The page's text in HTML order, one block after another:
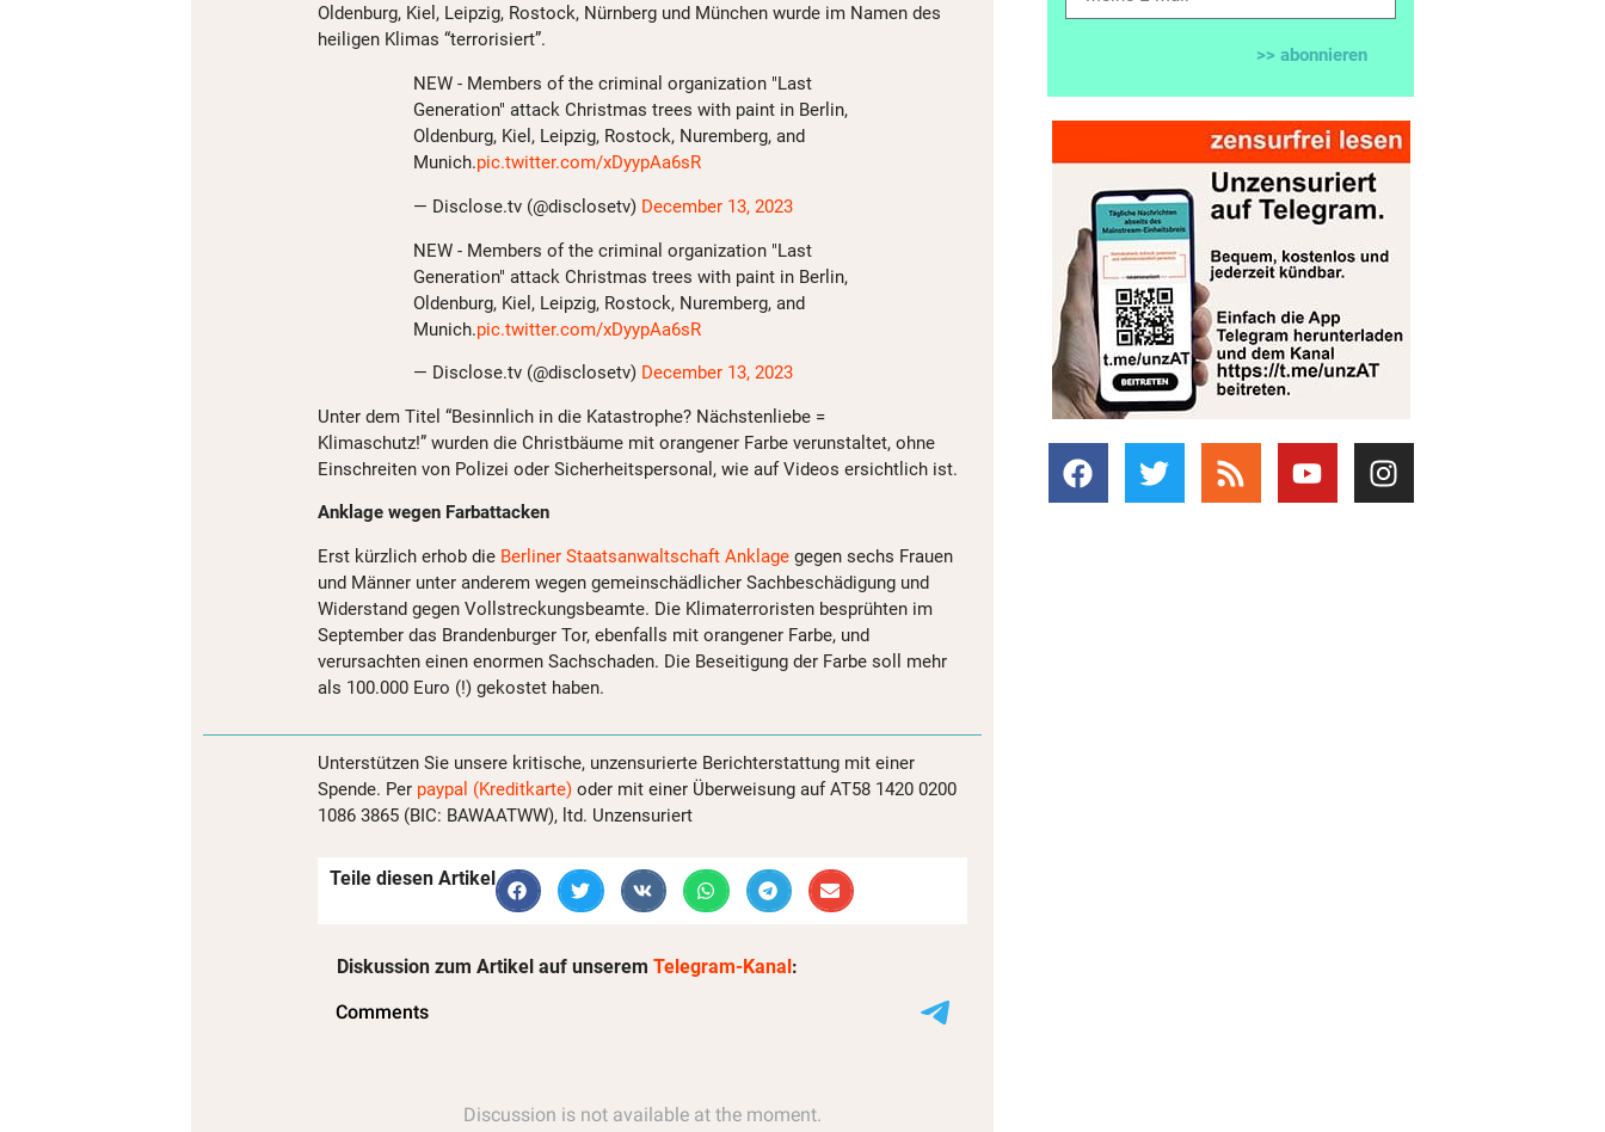
Oldenburg, Kiel, Leipzig, Rostock, Nürnberg und München wurde im Namen des
heiligen Klimas “terrorisiert”.
NEW - Members of the criminal organization "Last
Generation" attack Christmas trees with paint in Berlin,
Oldenburg, Kiel, Leipzig, Rostock, Nuremberg, and
Munich.pic.twitter.com/xDyypAa6sR
— Disclose.tv (@disclosetv) December 13, 2023
NEW - Members of the criminal organization "Last
Generation" attack Christmas trees with paint in Berlin,
Oldenburg, Kiel, Leipzig, Rostock, Nuremberg, and
Munich.pic.twitter.com/xDyypAa6sR
— Disclose.tv (@disclosetv) December 13, 2023
Unter dem Titel “Besinnlich in die Katastrophe? Nächstenliebe =
Klimaschutz!” wurden die Christbäume mit orangener Farbe verunstaltet, ohne
Einschreiten von Polizei oder Sicherheitspersonal, wie auf Videos ersichtlich ist.
Anklage wegen Farbattacken
Erst kürzlich erhob die Berliner Staatsanwaltschaft Anklage gegen sechs Frauen
und Männer unter anderem wegen gemeinschädlicher Sachbeschädigung und
Widerstand gegen Vollstreckungsbeamte. Die Klimaterroristen besprühten im
September das Brandenburger Tor, ebenfalls mit orangener Farbe, und
verursachten einen enormen Sachschaden. Die Beseitigung der Farbe soll mehr
als 100.000 Euro (!) gekostet haben.
Unterstützen Sie unsere kritische, unzensurierte Berichterstattung mit einer
Spende. Per paypal (Kreditkarte) oder mit einer Überweisung auf AT58 1420 0200
1086 3865 (BIC: BAWAATWW), ltd. Unzensuriert
Teile diesen Artikel
Diskussion zum Artikel auf unserem Telegram-Kanal :
>> abonnieren